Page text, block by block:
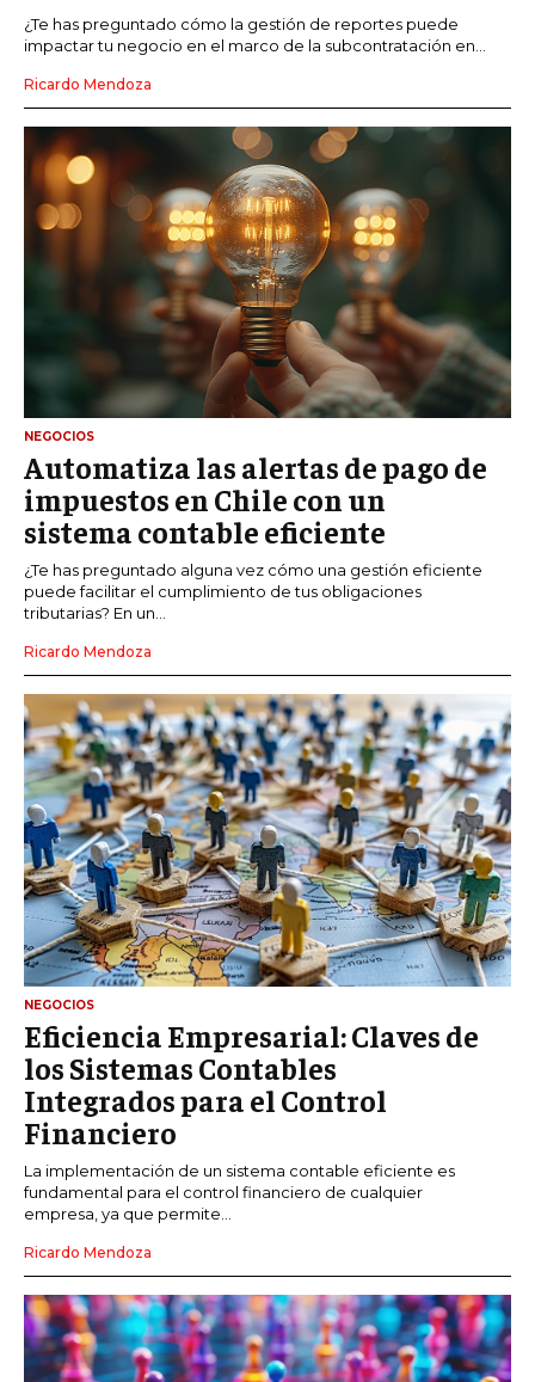
¿Te has preguntado cómo la gestión de reportes puede
impactar tu negocio en el marco de la subcontratación en...
Ricardo Mendoza
NEGOCIOS
Automatiza las alertas de pago de
impuestos en Chile con un
sistema contable eficiente
¿Te has preguntado alguna vez cómo una gestión eficiente
puede facilitar el cumplimiento de tus obligaciones
tributarias? En un...
Ricardo Mendoza
NEGOCIOS
Eficiencia Empresarial: Claves de
los Sistemas Contables
Integrados para el Control
Financiero
La implementación de un sistema contable eficiente es
fundamental para el control financiero de cualquier
empresa, ya que permite...
Ricardo Mendoza